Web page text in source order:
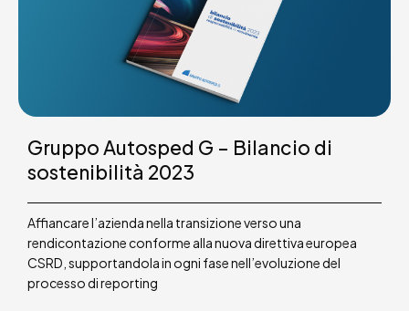
Gruppo Autosped G – Bilancio di
sostenibilità 2023
Affiancare l’azienda nella transizione verso una
rendicontazione conforme alla nuova direttiva europea
CSRD, supportandola in ogni fase nell’evoluzione del
processo di reporting